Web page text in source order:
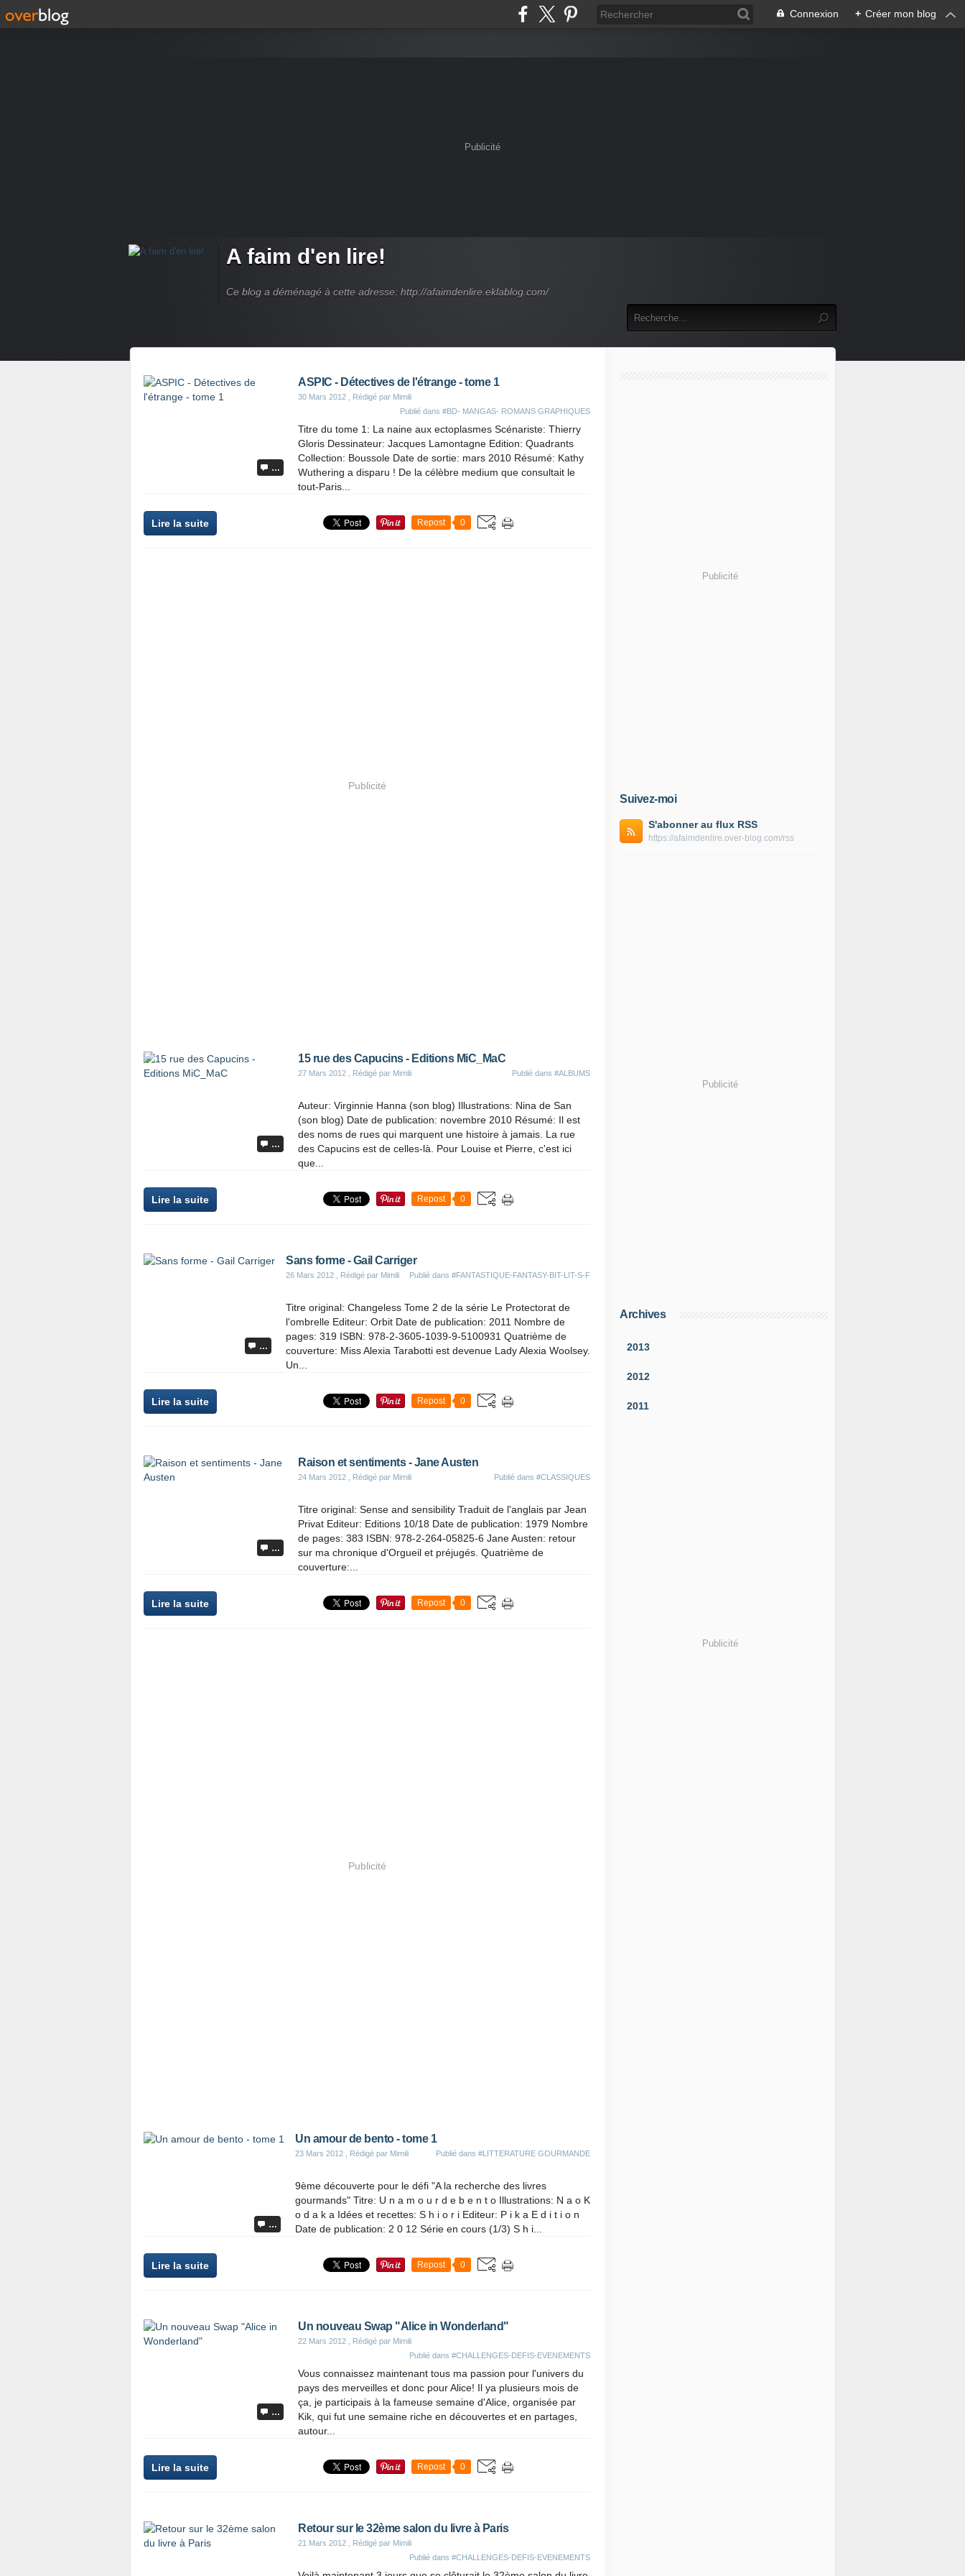
Connexion + Créer mon blog
Publicité
A faim d'en lire!
Ce blog a déménagé à cette adresse: http://afaimdenlire.eklablog.com/
…
ASPIC - Détectives de l'étrange - tome 1
30 Mars 2012 , Rédigé par Mimili
Publié dans #BD- MANGAS- ROMANS GRAPHIQUES
Titre du tome 1: La naine aux ectoplasmes Scénariste: Thierry
Gloris Dessinateur: Jacques Lamontagne Edition: Quadrants
Collection: Boussole Date de sortie: mars 2010 Résumé: Kathy
Wuthering a disparu ! De la célèbre medium que consultait le
tout-Paris...
Lire la suite Repost 0
Publicité
…
15 rue des Capucins - Editions MiC_MaC
27 Mars 2012 , Rédigé par Mimili Publié dans #ALBUMS
Auteur: Virginnie Hanna (son blog) Illustrations: Nina de San
(son blog) Date de publication: novembre 2010 Résumé: Il est
des noms de rues qui marquent une histoire à jamais. La rue
des Capucins est de celles-là. Pour Louise et Pierre, c'est ici
que...
Lire la suite Repost 0
…
Sans forme - Gail Carriger
26 Mars 2012 , Rédigé par Mimili Publié dans #FANTASTIQUE-FANTASY-BIT-LIT-S-F
Titre original: Changeless Tome 2 de la série Le Protectorat de
l'ombrelle Editeur: Orbit Date de publication: 2011 Nombre de
pages: 319 ISBN: 978-2-3605-1039-9-5100931 Quatrième de
couverture: Miss Alexia Tarabotti est devenue Lady Alexia Woolsey.
Un...
Lire la suite Repost 0
…
Raison et sentiments - Jane Austen
24 Mars 2012 , Rédigé par Mimili Publié dans #CLASSIQUES
Titre original: Sense and sensibility Traduit de l'anglais par Jean
Privat Editeur: Editions 10/18 Date de publication: 1979 Nombre
de pages: 383 ISBN: 978-2-264-05825-6 Jane Austen: retour
sur ma chronique d'Orgueil et préjugés. Quatrième de
couverture:...
Lire la suite Repost 0
Publicité
…
Un amour de bento - tome 1
23 Mars 2012 , Rédigé par Mimili Publié dans #LITTERATURE GOURMANDE
9ème découverte pour le défi "A la recherche des livres
gourmands" Titre: U n a m o u r d e b e n t o Illustrations: N a o K
o d a k a Idées et recettes: S h i o r i Editeur: P i k a E d i t i o n
Date de publication: 2 0 12 Série en cours (1/3) S h i...
Lire la suite Repost 0
…
Un nouveau Swap "Alice in Wonderland"
22 Mars 2012 , Rédigé par Mimili
Publié dans #CHALLENGES-DEFIS-EVENEMENTS
Vous connaissez maintenant tous ma passion pour l'univers du
pays des merveilles et donc pour Alice! Il ya plusieurs mois de
ça, je participais à la fameuse semaine d'Alice, organisée par
Kik, qui fut une semaine riche en découvertes et en partages,
autour...
Lire la suite Repost 0
Retour sur le 32ème salon du livre à Paris
21 Mars 2012 , Rédigé par Mimili
Publié dans #CHALLENGES-DEFIS-EVENEMENTS
Publicité
Suivez-moi
S'abonner au flux RSS
https://afaimdenlire.over-blog.com/rss
Publicité
Archives
2013
2012
2011
Publicité